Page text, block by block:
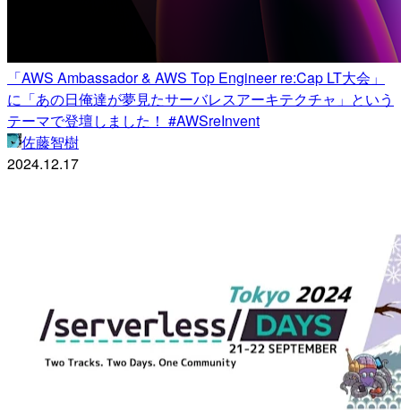
「AWS Ambassador & AWS Top Engineer re:Cap LT大会」
に「あの日俺達が夢見たサーバレスアーキテクチャ」という
テーマで登壇しました！ #AWSreInvent
佐藤智樹
2024.12.17